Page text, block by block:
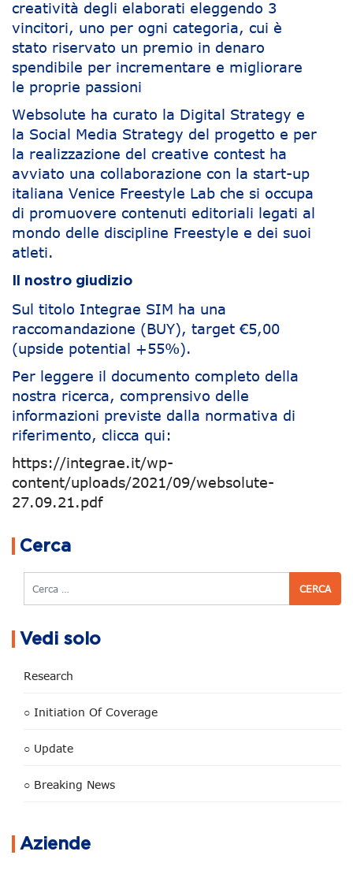
creatività degli elaborati eleggendo 3
vincitori, uno per ogni categoria, cui è
stato riservato un premio in denaro
spendibile per incrementare e migliorare
le proprie passioni
Websolute ha curato la Digital Strategy e
la Social Media Strategy del progetto e per
la realizzazione del creative contest ha
avviato una collaborazione con la start-up
italiana Venice Freestyle Lab che si occupa
di promuovere contenuti editoriali legati al
mondo delle discipline Freestyle e dei suoi
atleti.
Il nostro giudizio
Sul titolo Integrae SIM ha una
raccomandazione (BUY), target €5,00
(upside potential +55%).
Per leggere il documento completo della
nostra ricerca, comprensivo delle
informazioni previste dalla normativa di
riferimento, clicca qui:
https://integrae.it/wp-
content/uploads/2021/09/websolute-
27.09.21.pdf
Cerca
Cerca
Vedi solo
Research
○ Initiation Of Coverage
○ Update
○ Breaking News
Aziende